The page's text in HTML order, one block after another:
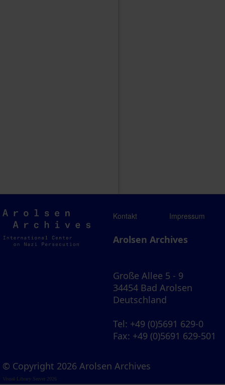
Arolsen
Archives
Kontakt Impressum
Arolsen Archives
Große Allee 5 - 9
34454 Bad Arolsen
Deutschland
Tel: +49 (0)5691 629-0
Fax: +49 (0)5691 629-501
© Copyright 2026 Arolsen Archives
Visual Library Server 2026